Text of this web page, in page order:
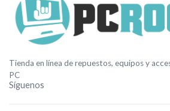
Tienda en línea de repuestos, equipos y
PC
Síguenos